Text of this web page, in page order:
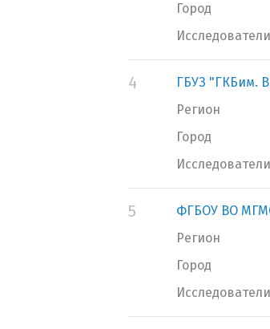
Город
Исследователи
4
ГБУЗ "ГКБим.
Регион
Город
Исследователи
5
ФГБОУ ВО
Регион
Город
Исследователи